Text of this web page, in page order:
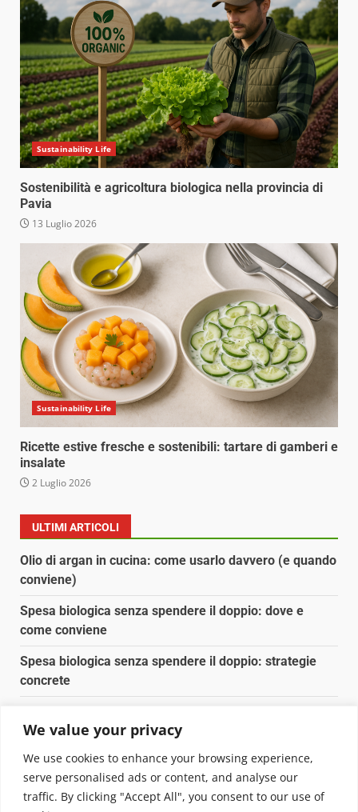
We value your privacy
We use cookies to enhance your browsing experience,
serve personalised ads or content, and analyse our
traffic. By clicking "Accept All", you consent to our use of
Sustainability Life
Sostenibilità e agricoltura biologica nella provincia di
Pavia
13 Luglio 2026
Sustainability Life
Ricette estive fresche e sostenibili: tartare di gamberi e
insalate
2 Luglio 2026
ULTIMI ARTICOLI
Olio di argan in cucina: come usarlo davvero (e quando
conviene)
Spesa biologica senza spendere il doppio: dove e
come conviene
Spesa biologica senza spendere il doppio: strategie
concrete
Pulizia naturale della casa: 3 ingredienti che
sostituiscono 10 prodotti chimici